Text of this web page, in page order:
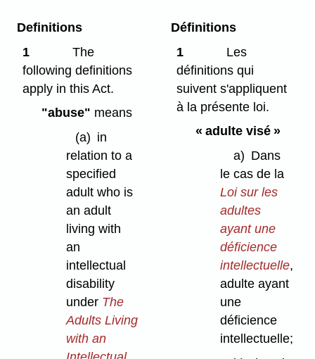
Definitions
1
The
following definitions
apply in this Act.
"abuse" means
(a) in
relation to a
specified
adult who is
an adult
living with
an
intellectual
disability
under The
Adults Living
with an
Définitions
1
Les
définitions qui
suivent s'appliquent
à la présente loi.
« adulte visé »
a) Dans
le cas de la
Loi sur les
adultes
ayant une
déficience
intellectuelle,
adulte ayant
une
déficience
intellectuelle;